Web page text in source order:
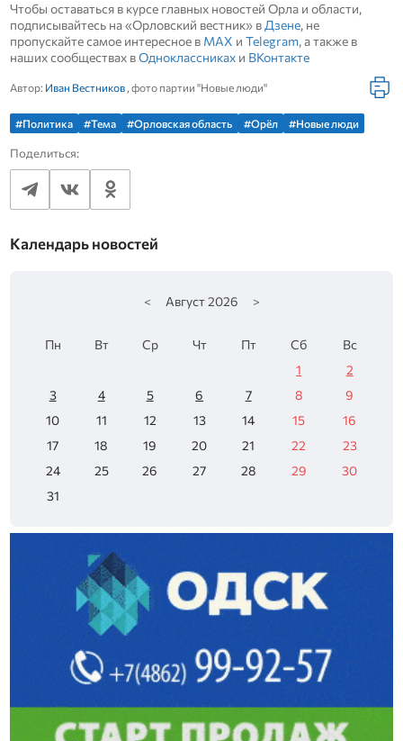
Чтобы оставаться в курсе главных новостей Орла и области,
подписывайтесь на «Орловский вестник» вДзене, не
пропускайте самое интересное в MAX и Telegram, а также в
наших сообществах вОдноклассникахи ВКонтакте
Автор: Иван Вестников, фото партии "Новые люди"
#Политика #Тема #Орловская область #Орёл #Новые люди
Поделиться:
Календарь новостей
< Август 2026 >
Пн Вт Ср Чт Пт Сб
Вс
1
2
3
4 5 6 7 8
9
10
11 12 13 14 15
16
17
18 19 20 21 22
23
24
25 26 27 28 29
30
31